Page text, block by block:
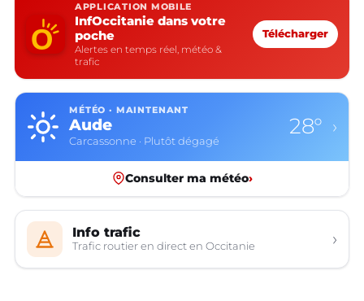
APPLICATION MOBILE
InfOccitanie dans votre
poche
Alertes en temps réel, météo &
trafic
Télécharger
MÉTÉO · MAINTENANT
Aude
Carcassonne · Plutôt dégagé
28° ›
Consulter ma météo›
Info trafic
Trafic routier en direct en Occitanie ›